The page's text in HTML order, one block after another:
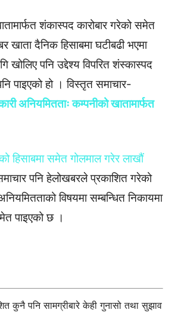
शंकास्पद कारोबार गरेको समेत
खाता दैनिक हिसाबमा घटीबढी भएमा
खोलिए पनि उद्देश्य विपरित शंस्कास्पद
पाइएको हो । विस्तृत समाचार-
अनियमितताः कम्पनीको खातामार्फत
हिसाबमा समेत गोलमाल गरेर लाखौं
पनि हेलोखबरले प्रकाशित गरेको
विषयमा सम्बन्धित निकायमा
पाइएको छ ।
कुनै पनि सामग्रीबारे केही गुनासो तथा सुझाव